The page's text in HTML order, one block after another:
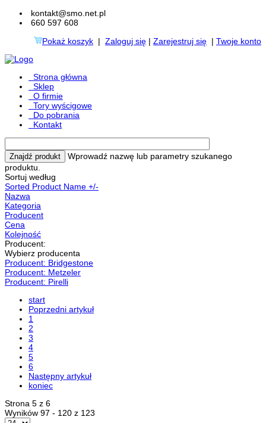
kontakt@smo.net.pl
660 597 608
Pokaż koszyk | Zaloguj się | Zarejestruj się | Twoje konto
Strona główna
Sklep
O firmie
Tory wyścigowe
Do pobrania
Kontakt
Wprowadź nazwę lub parametry szukanego
produktu.
Sortuj według
Sorted Product Name +/-
Nazwa
Kategoria
Producent
Cena
Kolejność
Producent:
Wybierz producenta
Producent: Bridgestone
Producent: Metzeler
Producent: Pirelli
start
Poprzedni artykuł
1
2
3
4
5
6
Następny artykuł
koniec
Strona 5 z 6
Wyników 97 - 120 z 123